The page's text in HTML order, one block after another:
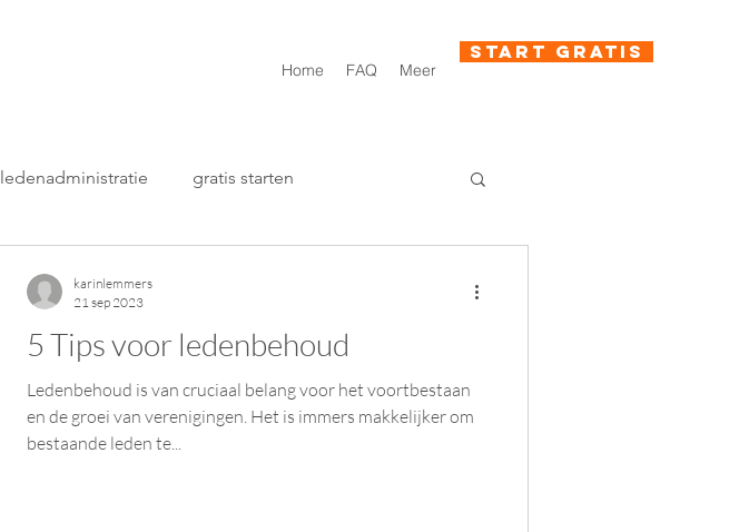
Home FAQ Meer
Start gratis
ledenadministratie gratis starten
5 Tips voor ledenbehoud
Ledenbehoud is van cruciaal belang voor het voortbestaan
en de groei van verenigingen. Het is immers makkelijker om
bestaande leden te...
karinlemmers
21 sep 2023